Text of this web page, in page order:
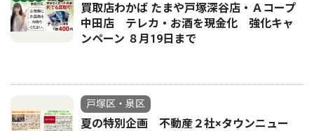
買取店わかば たまや戸塚深谷店・Ａコープ
中田店 テレカ・お酒を現金化 強化キャ
ンペーン ８月19日まで
戸塚区・泉区
夏の特別企画 不動産２社×タウンニュー